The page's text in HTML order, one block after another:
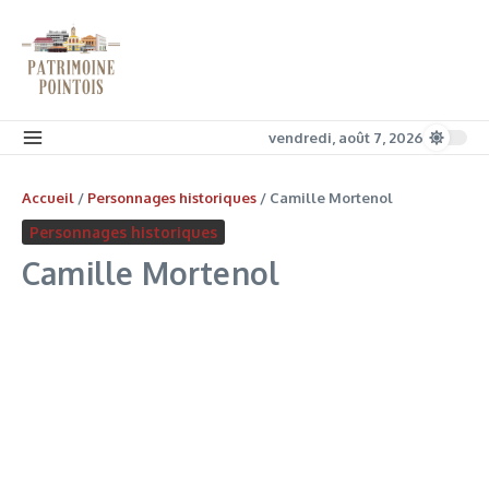
vendredi, août 7, 2026
Accueil / Personnages historiques / Camille Mortenol
Personnages historiques
Camille Mortenol